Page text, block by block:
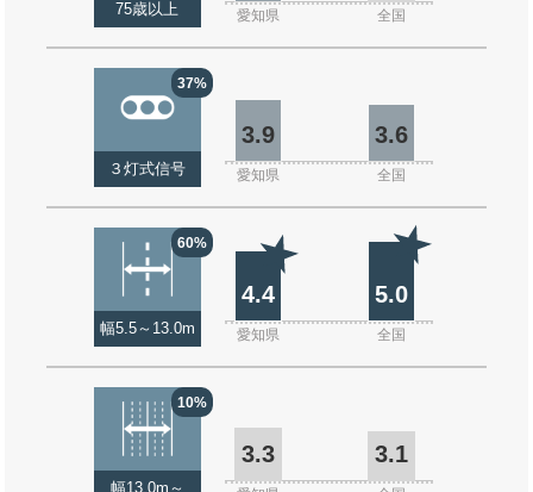
75歳以上 愛知県 全国
37%
３灯式信号
3.9 3.6
愛知県 全国
60%
幅5.5～13.0m
4.4 5.0
愛知県 全国
10%
幅13.0m～
3.3 3.1